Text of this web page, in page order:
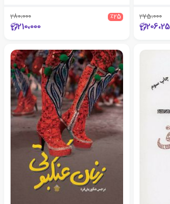
275،000 ٪25 280،000
210،000